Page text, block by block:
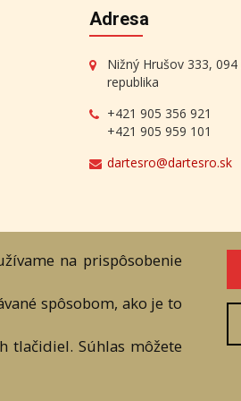
Adresa
Nižný Hrušov 333, 094
republika
+421 905 356 921
+421 905 959 101
dartesro@dartesro.sk
Všetky práva sú vyhradené.
na prispôsobenie
spôsobom, ako je to
tlačidiel. Súhlas môžete